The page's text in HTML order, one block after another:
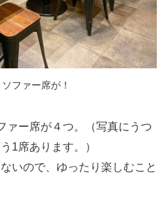
ファー席が！
ァー席が４つ。（写真にうつ
1席あります。）
いので、ゆったり楽しむこと